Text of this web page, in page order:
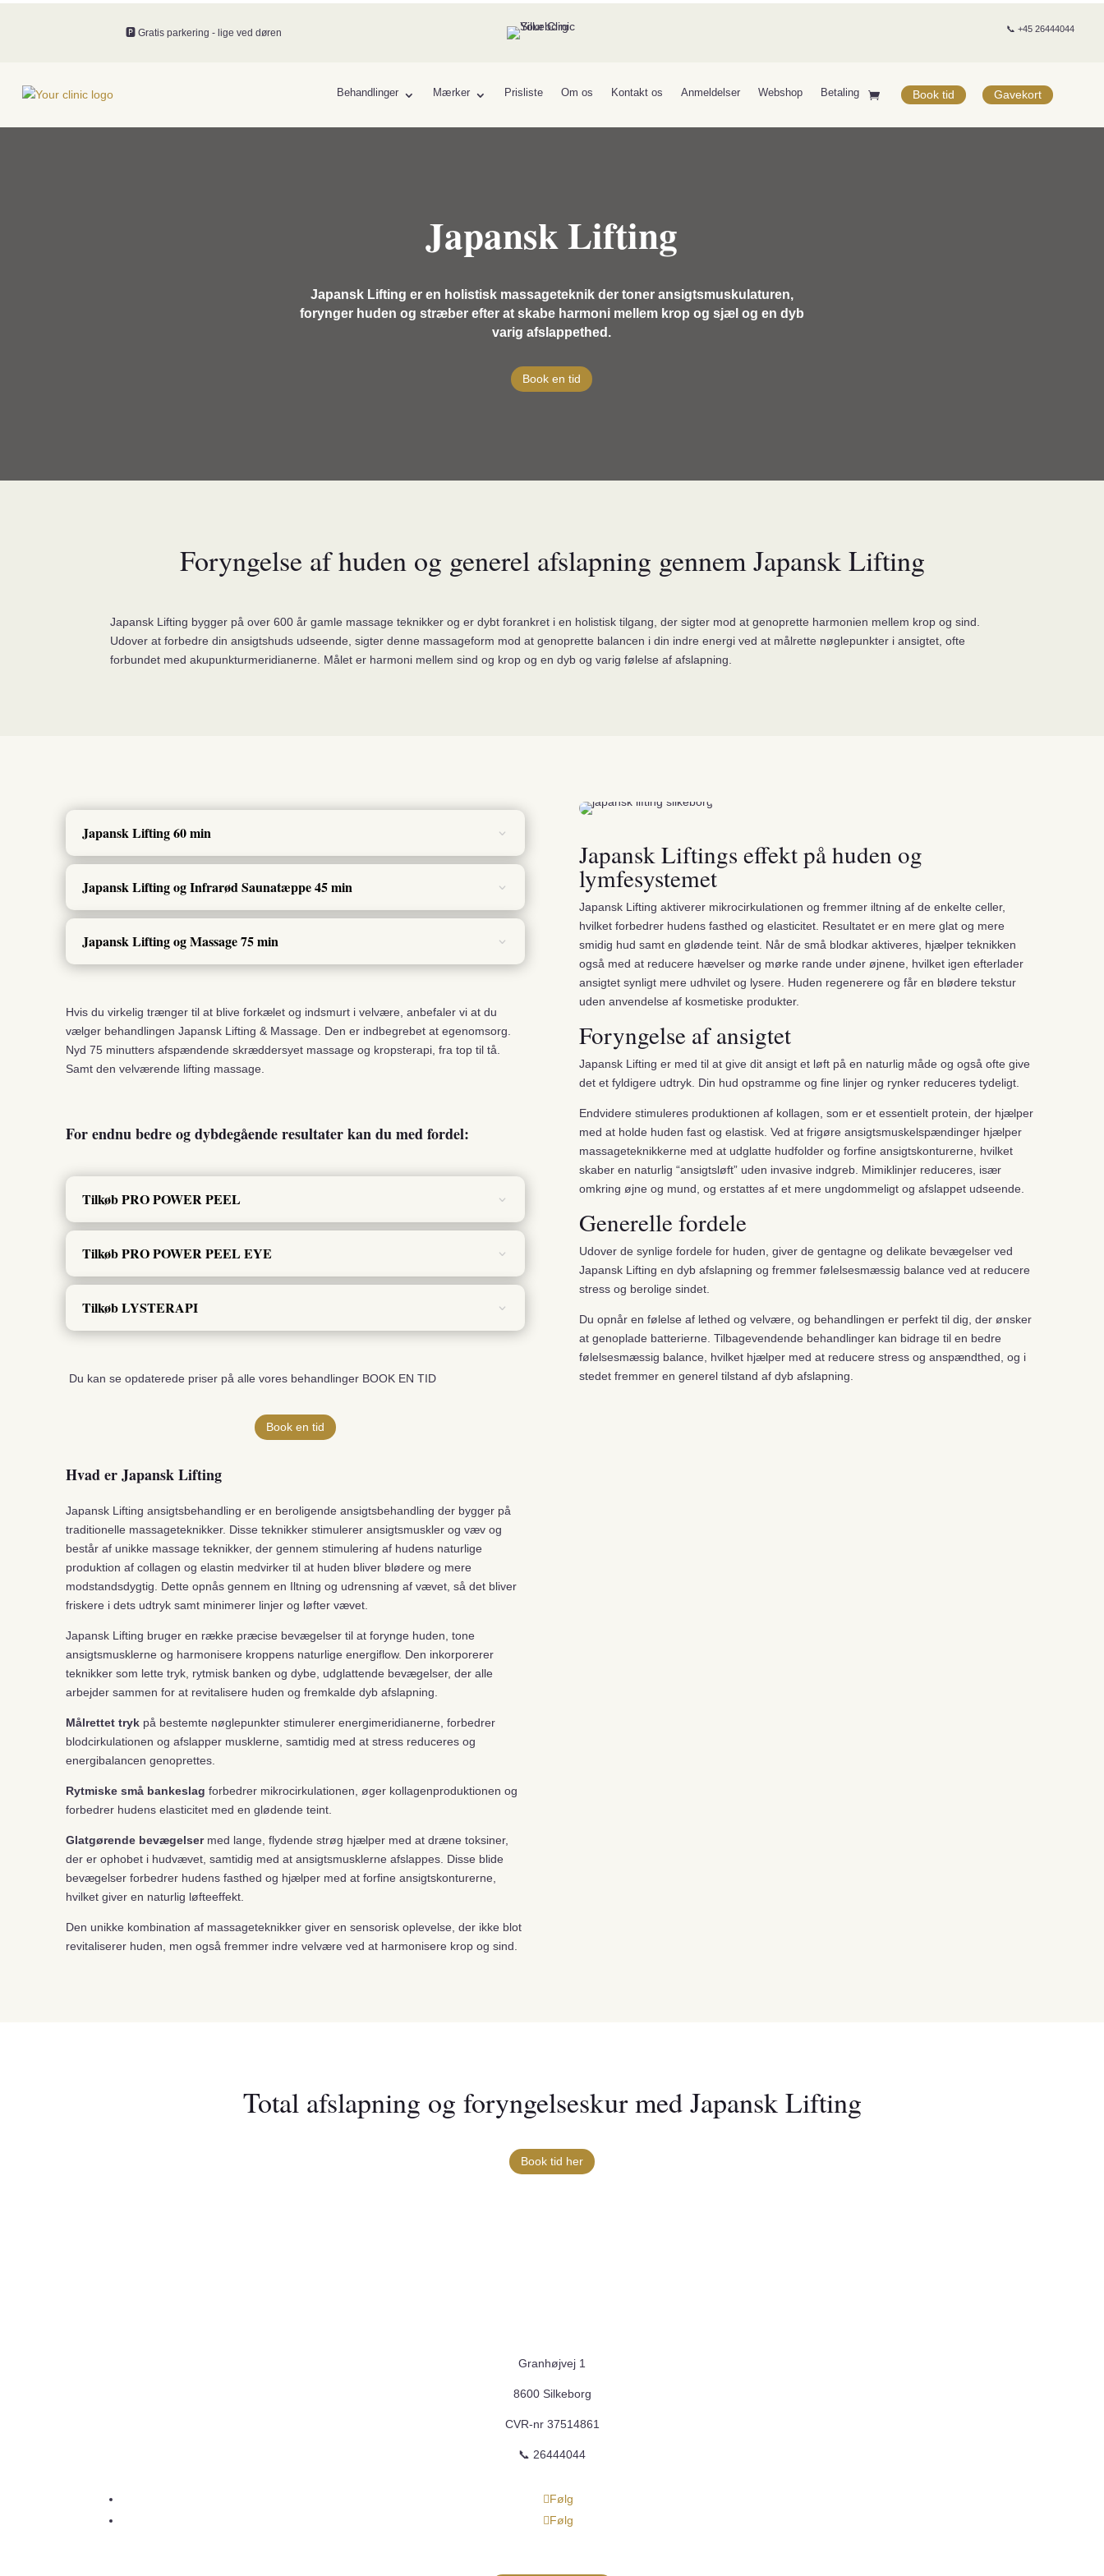
🅿️ Gratis parkering - lige ved døren 📞 +45 26444044
Behandlinger Mærker Prisliste Om os Kontakt os Anmeldelser Webshop Betaling Book tid Gavekort
Japansk Lifting
Japansk Lifting er en holistisk massageteknik der toner ansigtsmuskulaturen,
forynger huden og stræber efter at skabe harmoni mellem krop og sjæl og en dyb
varig afslappethed.
Book en tid
Foryngelse af huden og generel afslapning gennem Japansk Lifting
Japansk Lifting bygger på over 600 år gamle massage teknikker og er dybt forankret i en holistisk tilgang, der sigter mod at genoprette harmonien mellem krop og sind.
Udover at forbedre din ansigtshuds udseende, sigter denne massageform mod at genoprette balancen i din indre energi ved at målrette nøglepunkter i ansigtet, ofte
forbundet med akupunkturmeridianerne. Målet er harmoni mellem sind og krop og en dyb og varig følelse af afslapning.
Japansk Lifting 60 min
Japansk Lifting og Infrarød Saunatæppe 45 min
Japansk Lifting og Massage 75 min
Hvis du virkelig trænger til at blive forkælet og indsmurt i velvære, anbefaler vi at du
vælger behandlingen Japansk Lifting & Massage. Den er indbegrebet at egenomsorg.
Nyd 75 minutters afspændende skræddersyet massage og kropsterapi, fra top til tå.
Samt den velværende lifting massage.
For endnu bedre og dybdegående resultater kan du med fordel:
Tilkøb PRO POWER PEEL
Tilkøb PRO POWER PEEL EYE
Tilkøb LYSTERAPI
Du kan se opdaterede priser på alle vores behandlinger BOOK EN TID
Book en tid
Hvad er Japansk Lifting
Japansk Lifting ansigtsbehandling er en beroligende ansigtsbehandling der bygger på
traditionelle massageteknikker. Disse teknikker stimulerer ansigtsmuskler og væv og
består af unikke massage teknikker, der gennem stimulering af hudens naturlige
produktion af collagen og elastin medvirker til at huden bliver blødere og mere
modstandsdygtig. Dette opnås gennem en Iltning og udrensning af vævet, så det bliver
friskere i dets udtryk samt minimerer linjer og løfter vævet.
Japansk Lifting bruger en række præcise bevægelser til at forynge huden, tone
ansigtsmusklerne og harmonisere kroppens naturlige energiflow. Den inkorporerer
teknikker som lette tryk, rytmisk banken og dybe, udglattende bevægelser, der alle
arbejder sammen for at revitalisere huden og fremkalde dyb afslapning.
Målrettet trykpå bestemte nøglepunkter stimulerer energimeridianerne, forbedrer
blodcirkulationen og afslapper musklerne, samtidig med at stress reduceres og
energibalancen genoprettes.
Rytmiske små bankeslag forbedrer mikrocirkulationen, øger kollagenproduktionen og
forbedrer hudens elasticitet med en glødende teint.
Glatgørende bevægelsermed lange, flydende strøg hjælper med at dræne toksiner,
der er ophobet i hudvævet, samtidig med at ansigtsmusklerne afslappes. Disse blide
bevægelser forbedrer hudens fasthed og hjælper med at forfine ansigtskonturerne,
hvilket giver en naturlig løfteeffekt.
Den unikke kombination af massageteknikker giver en sensorisk oplevelse, der ikke blot
revitaliserer huden, men også fremmer indre velvære ved at harmonisere krop og sind.
Japansk Liftings effekt på huden og
lymfesystemet
Japansk Lifting aktiverer mikrocirkulationen og fremmer iltning af de enkelte celler,
hvilket forbedrer hudens fasthed og elasticitet. Resultatet er en mere glat og mere
smidig hud samt en glødende teint. Når de små blodkar aktiveres, hjælper teknikken
også med at reducere hævelser og mørke rande under øjnene, hvilket igen efterlader
ansigtet synligt mere udhvilet og lysere. Huden regenerere og får en blødere tekstur
uden anvendelse af kosmetiske produkter.
Foryngelse af ansigtet
Japansk Lifting er med til at give dit ansigt et løft på en naturlig måde og også ofte give
det et fyldigere udtryk. Din hud opstramme og fine linjer og rynker reduceres tydeligt.
Endvidere stimuleres produktionen af ​​kollagen, som er et essentielt protein, der hjælper
med at holde huden fast og elastisk. Ved at frigøre ansigtsmuskelspændinger hjælper
massageteknikkerne med at udglatte hudfolder og forfine ansigtskonturerne, hvilket
skaber en naturlig “ansigtsløft” uden invasive indgreb. Mimiklinjer reduceres, især
omkring øjne og mund, og erstattes af et mere ungdommeligt og afslappet udseende.
Generelle fordele
Udover de synlige fordele for huden, giver de gentagne og delikate bevægelser ved
Japansk Lifting en dyb afslapning og fremmer følelsesmæssig balance ved at reducere
stress og berolige sindet.
Du opnår en følelse af lethed og velvære, og behandlingen er perfekt til dig, der ønsker
at genoplade batterierne. Tilbagevendende behandlinger kan bidrage til en bedre
følelsesmæssig balance, hvilket hjælper med at reducere stress og anspændthed, og i
stedet fremmer en generel tilstand af dyb afslapning.
Total afslapning og foryngelseskur med Japansk Lifting
Book tid her
Granhøjvej 1
8600 Silkeborg
CVR-nr 37514861
📞 26444044
Følg
Følg